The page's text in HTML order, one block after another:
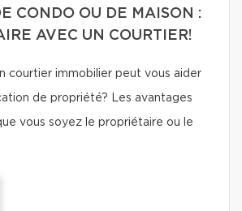
CONDO OU DE MAISON :
AVEC UN COURTIER!
courtier immobilier peut vous aider
de propriété? Les avantages
vous soyez le propriétaire ou le